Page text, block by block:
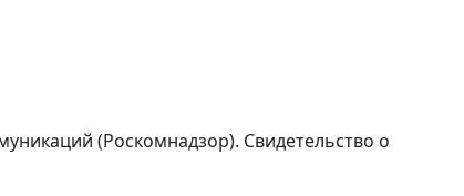
(Роскомнадзор). Свидетельство о